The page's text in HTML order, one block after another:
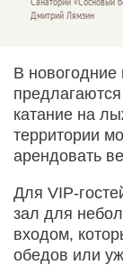
Дмитрий Лямзин
В
катание на
территории
арендовать
Для VIP-
зал для
входом,
обедов или